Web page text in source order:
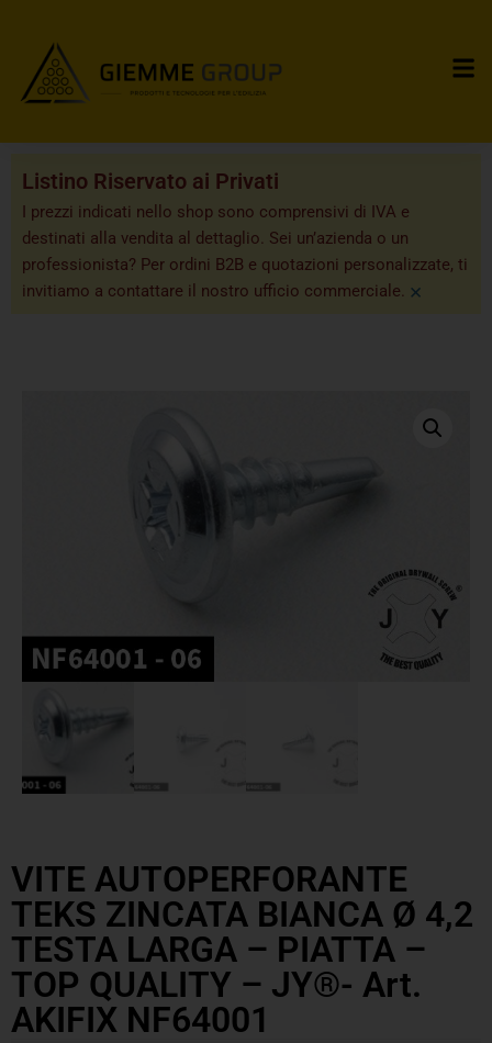
Listino Riservato ai Privati
I prezzi indicati nello shop sono comprensivi di IVA e
destinati alla vendita al dettaglio. Sei un’azienda o un
professionista? Per ordini B2B e quotazioni personalizzate, ti
invitiamo a contattare il nostro ufficio commerciale. ×
VITE AUTOPERFORANTE
TEKS ZINCATA BIANCA Ø 4,2
TESTA LARGA – PIATTA –
TOP QUALITY – JY®- Art.
AKIFIX NF64001